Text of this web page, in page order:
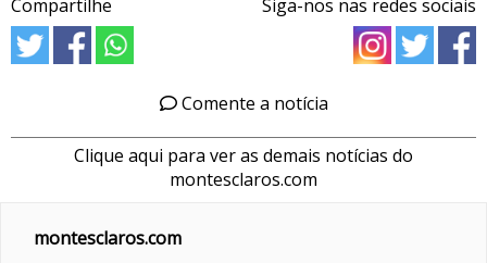
Compartilhe Siga-nos nas redes sociais
Comente a notícia
Clique aqui para ver as demais notícias do
montesclaros.com
montesclaros.com